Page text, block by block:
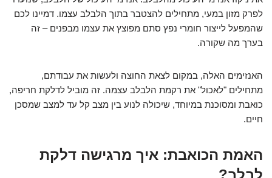
לפרק מזון במעי, מתחילים להצטבר בתוך הלבלב עצמו. דמיינו לכם
שהמפעל לייצור חומרי נפץ סתם מפוצץ את עצמו מבפנים – זה
בערך מה שקורה.
האנזימים האלה, במקום לצאת החוצה ולעשות את עבודתם,
מתחילים "לאכול" את רקמת הלבלב עצמה. זה מוביל לדלקת חריפה,
כואבת ומסוכנת במיוחד, שיכולה לנוע בין מצב קל עד למצב שמסכן
חיים.
האמת הכואבת: איך מרגישה דלקת
לבלב?